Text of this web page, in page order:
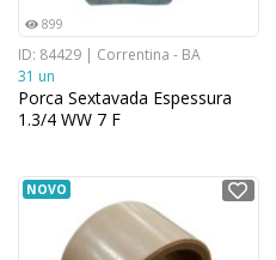
899
ID: 84429 | Correntina - BA
31 un
Porca Sextavada Espessura
1.3/4 WW 7 F
NOVO